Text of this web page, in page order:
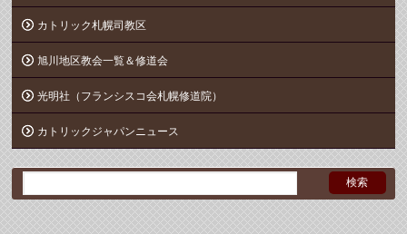
カトリック札幌司教区
旭川地区教会一覧＆修道会
光明社（フランシスコ会札幌修道院）
カトリックジャパンニュース